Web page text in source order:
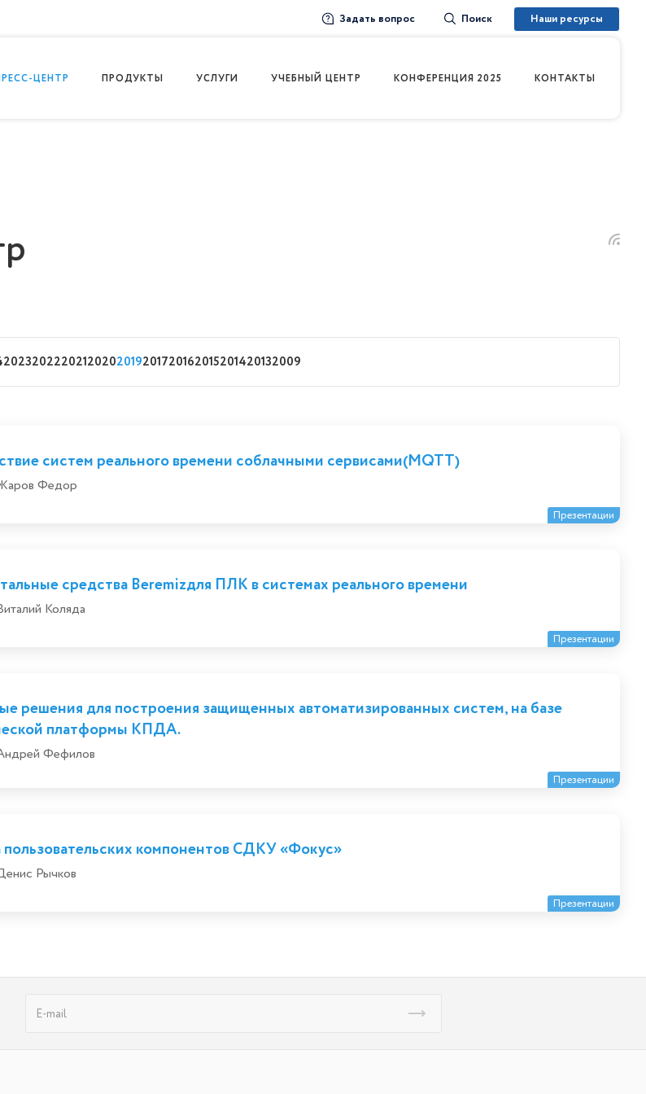
Наши ресурсы
Задать вопрос Поиск
ЦЕНТР ПРОДУКТЫ УСЛУГИ УЧЕБНЫЙ ЦЕНТР КОНФЕРЕНЦИЯ 2025 КОНТАКТЫ
20232022202120202019201720162015201420132009
Презентации
систем реального времени соблачными сервисами(MQTT)
Федор
Презентации
средства Beremizдля ПЛК в системах реального времени
Коляда
Презентации
решения для построения защищенных автоматизированных систем, на базе
платформы КПДА.
Фефилов
Презентации
пользовательских компонентов СДКУ «Фокус»
Рычков